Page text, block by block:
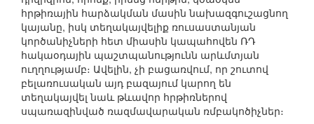
հրթիռային հարձակման մասին նախազգուշացնող
կայանը, իսկ տեղակայվելիք ռուսաստանյան
կործանիչների հետ միասին կապահովեն ՌԴ
հակաօդային պաշտպանությունն արևմտյան
ուղղությամբ։ Ավելին, չի բացառվում, որ շուտով
բելառուսական այդ բազայում կարող են
տեղակայվել նաև թևավոր հրթիռներով
սպառազինված ռազմավարական ռմբակոծիչներ։